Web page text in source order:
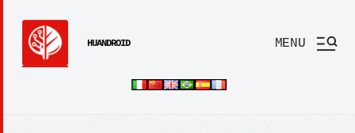
HUANDROID MENU